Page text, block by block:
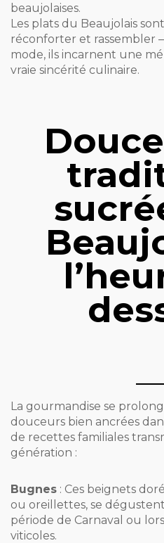
beaujolaises.
Les plats du Beaujolais
réconforter et rassembler
mode, ils incarnent une
vraie sincérité culinaire.
La gourmandise se
douceurs bien ancrées
de recettes familiales
génération :
Bugnes : Ces beignets
ou oreillettes, se
période de Carnaval ou
viticoles.